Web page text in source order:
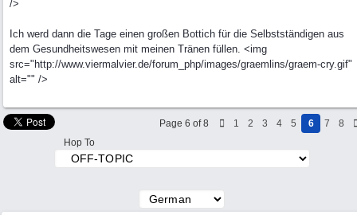
/>
Ich werd dann die Tage einen großen Bottich für die Selbstständigen aus
dem Gesundheitswesen mit meinen Tränen füllen. <img
src="http://www.viermalvier.de/forum_php/images/graemlins/graem-cry.gif"
alt="" />
Page 6 of 8 1 2 3 4 5 6 7
8
Hop To